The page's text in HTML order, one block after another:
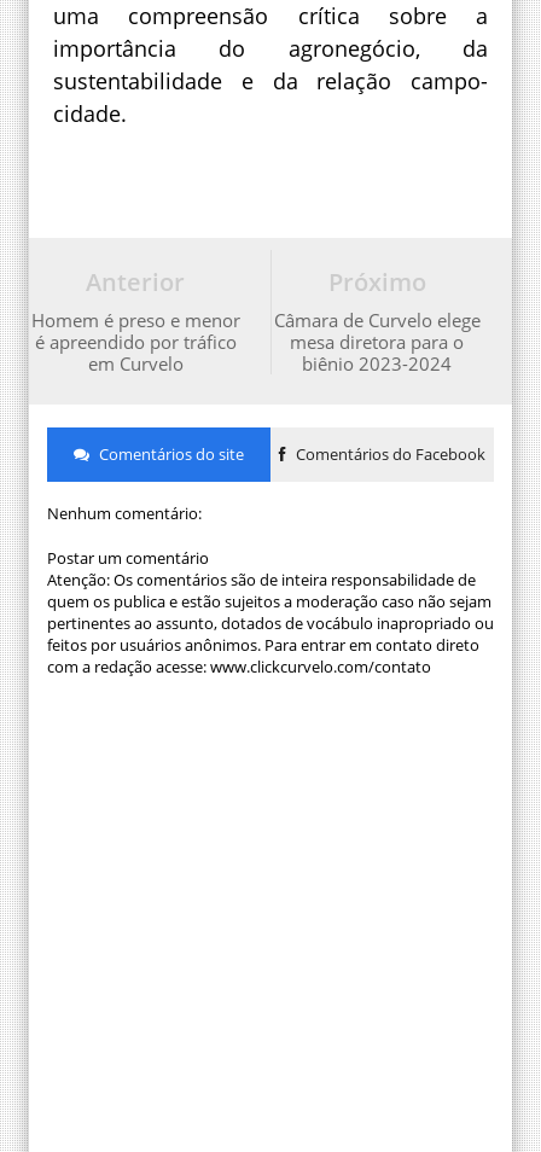
uma compreensão crítica sobre a
importância do agronegócio, da
sustentabilidade e da relação campo-
cidade.
Próximo
Câmara de Curvelo elege
mesa diretora para o
biênio 2023-2024
Anterior
Homem é preso e menor
é apreendido por tráfico
em Curvelo
Comentários do site Comentários do Facebook
Nenhum comentário:
Postar um comentário
Atenção: Os comentários são de inteira responsabilidade de
quem os publica e estão sujeitos a moderação caso não sejam
pertinentes ao assunto, dotados de vocábulo inapropriado ou
feitos por usuários anônimos. Para entrar em contato direto
com a redação acesse: www.clickcurvelo.com/contato